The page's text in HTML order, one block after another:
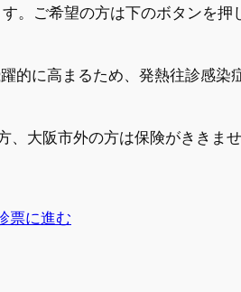
。ご希望の方は下のボタンを押
に高まるため、発熱往診感染
大阪市外の方は保険がききま
票に進む